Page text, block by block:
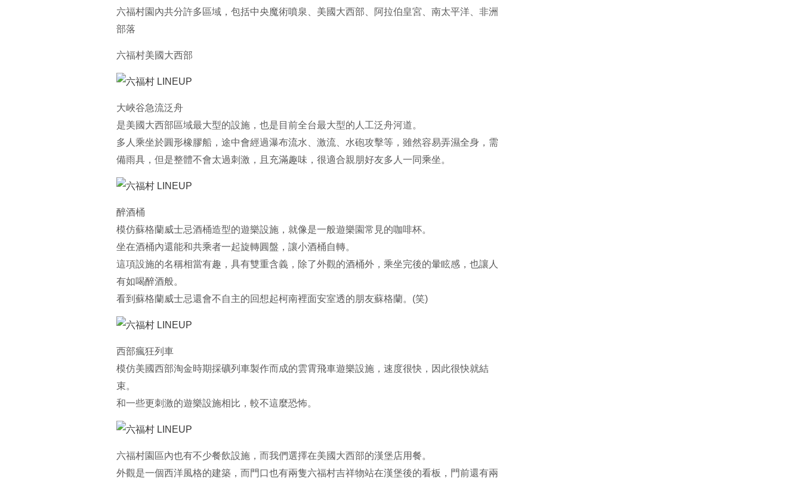
六福村園內共分許多區域，包括中央魔術噴泉、美國大西部、阿拉伯皇宮、南太平洋、非洲
部落
六福村美國大西部
大峽谷急流泛舟
是美國大西部區域最大型的設施，也是目前全台最大型的人工泛舟河道。
多人乘坐於圓形橡膠船，途中會經過瀑布流水、激流、水砲攻擊等，雖然容易弄濕全身，需
備雨具，但是整體不會太過刺激，且充滿趣味，很適合親朋好友多人一同乘坐。
醉酒桶
模仿蘇格蘭威士忌酒桶造型的遊樂設施，就像是一般遊樂園常見的咖啡杯。
坐在酒桶內還能和共乘者一起旋轉圓盤，讓小酒桶自轉。
這項設施的名稱相當有趣，具有雙重含義，除了外觀的酒桶外，乘坐完後的暈眩感，也讓人
有如喝醉酒般。
看到蘇格蘭威士忌還會不自主的回想起柯南裡面安室透的朋友蘇格蘭。(笑)
西部瘋狂列車
模仿美國西部淘金時期採礦列車製作而成的雲霄飛車遊樂設施，速度很快，因此很快就結
束。
和一些更刺激的遊樂設施相比，較不這麼恐怖。
六福村園區內也有不少餐飲設施，而我們選擇在美國大西部的漢堡店用餐。
外觀是一個西洋風格的建築，而門口也有兩隻六福村吉祥物站在漢堡後的看板，門前還有兩